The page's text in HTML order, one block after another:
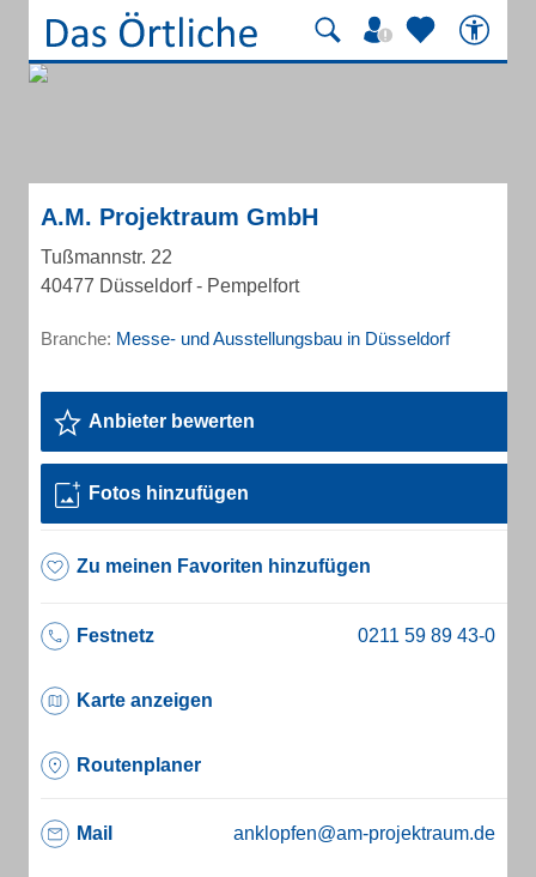
A.M. Projektraum GmbH
Tußmannstr. 22
40477 Düsseldorf - Pempelfort
Branche: Messe- und Ausstellungsbau in Düsseldorf
Anbieter bewerten
Fotos hinzufügen
Zu meinen Favoriten hinzufügen
Festnetz
Karte anzeigen
Routenplaner
Mail anklopfen@am-projektraum.de